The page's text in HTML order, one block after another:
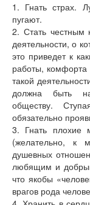
1. Гнать страх.
пугают.
2. Стать честным
деятельности, о
это приведет к
работы,
такой
должна быть
обществу.
обязательно
3. Гнать плохие
(желательно, к
душевных
любящим и
что якобы
врагов рода